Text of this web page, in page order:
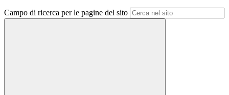
Campo di ricerca per le pagine del sito